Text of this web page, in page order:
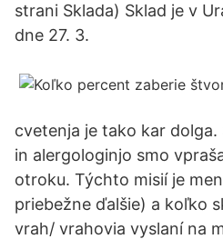
strani Sklada) Sklad je v
dne 27. 3.
cvetenja je tako kar
in alergologinjo smo
otroku. Týchto misií je
priebežne ďalšie) a koľko
vrah/ vrahovia vyslaní na